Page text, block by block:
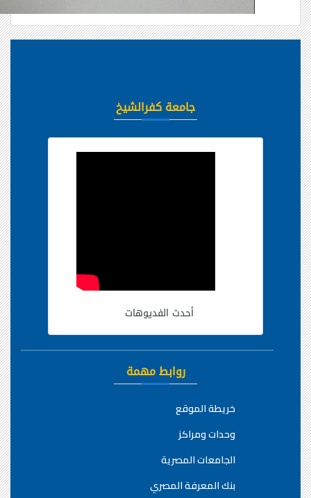
جامعة كفرالشيخ
أحدث الفديوهات
روابط مهمة
خريطة الموقع
وحدات ومراكز
الجامعات المصرية
بنك المعرفة المصري